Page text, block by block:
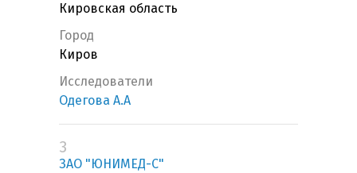
Кировская область
Город
Киров
Исследователи
Одегова А.А
3
ЗАО "ЮНИМЕД-С"